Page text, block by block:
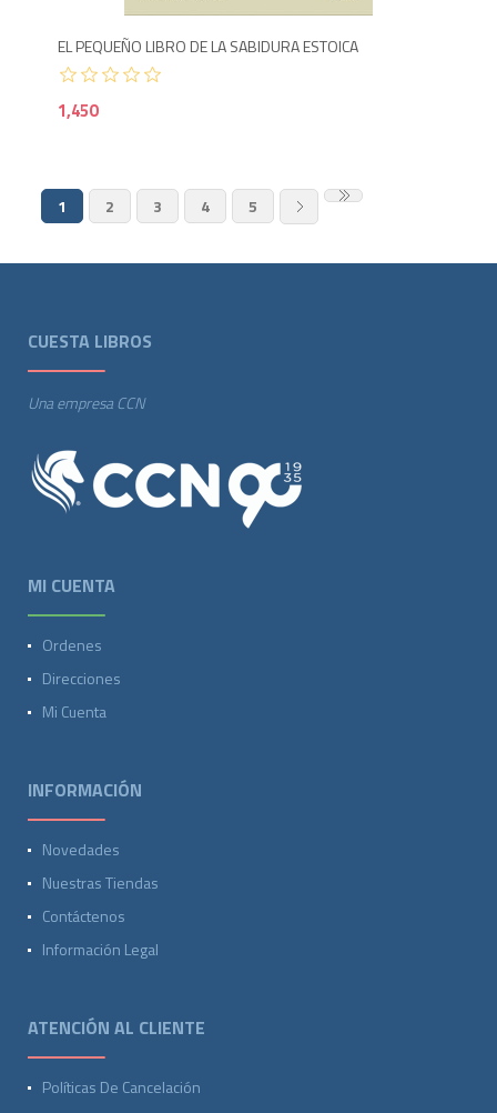
EL PEQUEÑO LIBRO DE LA SABIDURA ESTOICA
1,450
1 2 3 4 5
CUESTA LIBROS
Una empresa CCN
MI CUENTA
Ordenes
Direcciones
Mi Cuenta
INFORMACIÓN
Novedades
Nuestras Tiendas
Contáctenos
Información Legal
ATENCIÓN AL CLIENTE
Políticas De Cancelación